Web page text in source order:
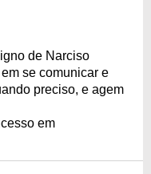
de Narciso
se comunicar e
preciso, e agem
em